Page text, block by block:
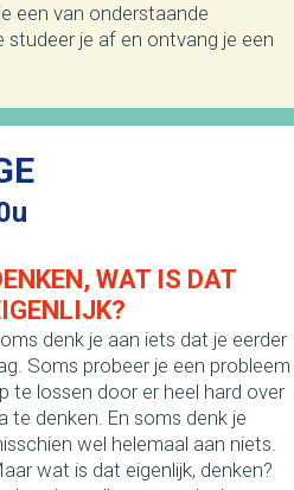
een van onderstaande
je af en ontvang je een
WAT IS DAT
denk je aan iets dat je eerder
Soms probeer je een probleem
te lossen door er heel hard over
te denken. En soms denk je
wel helemaal aan niets.
wat is dat eigenlijk, denken?